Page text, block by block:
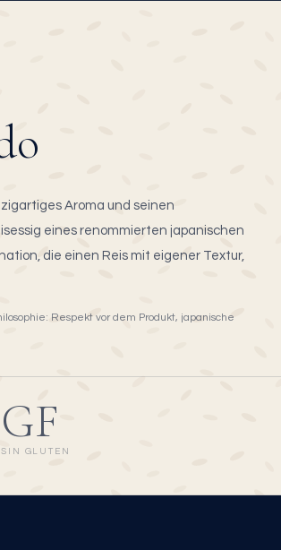
Aroma und seinen
eines renommierten japanischen
die einen Reis mit eigener Textur,
Respekt vor dem Produkt, japanische
GF
SIN GLUTEN